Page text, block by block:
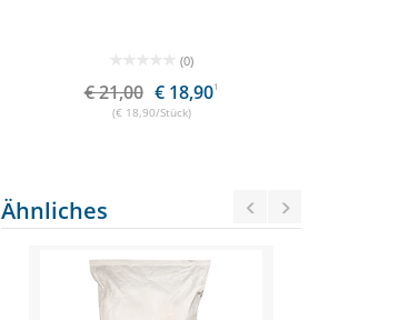
(0)
€ 21,00 € 18,901
(€ 18,90/Stück)
Ähnliches